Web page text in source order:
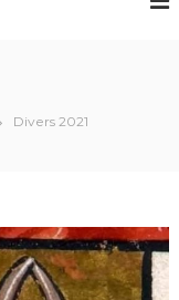
Divers 2021